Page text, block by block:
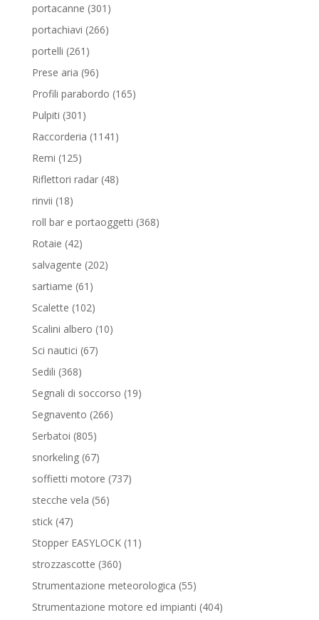
portacanne 301 301
prodotti
portachiavi 266266
portelli 261 261
prodotti
Prese aria 9696
prodotti
Profili parabordo 165165
Pulpiti 301 301
prodotti
Raccorderia 1141 1141
Remi 125125
prodotti
Riflettori radar 4848
rinvii 1818
prodotti
roll bar e portaoggetti 368368
Rotaie 4242
prodotti
salvagente 202202
sartiame 61 61
prodotti
Scalette 102102
prodotti
Scalini albero 1010
Sci nautici 6767
Sedili 368368
Segnali di soccorso 1919
Segnavento 266266
Serbatoi 805805
prodotti
snorkeling 6767
prodotti
soffietti motore 737737
stecche vela 5656
stick 4747
prodotti
Stopper EASYLOCK 11 11
strozzascotte 360360
prodotti
Strumentazione meteorologica 5555
prodotti
Strumentazione motore ed impianti 404404